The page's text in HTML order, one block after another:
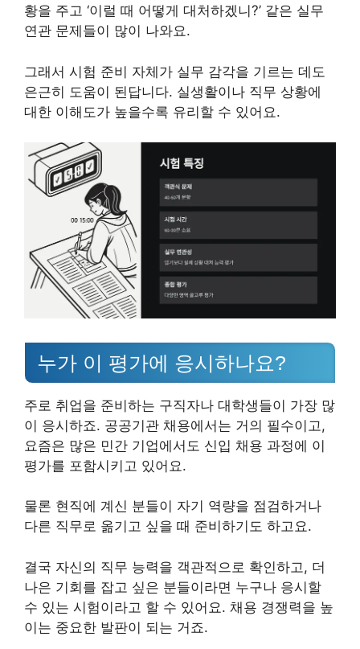
황을 주고 ‘이럴 때 어떻게 대처하겠니?’ 같은 실무
연관 문제들이 많이 나와요.
그래서 시험 준비 자체가 실무 감각을 기르는 데도
은근히 도움이 된답니다. 실생활이나 직무 상황에
대한 이해도가 높을수록 유리할 수 있어요.
누가 이 평가에 응시하나요?
주로 취업을 준비하는 구직자나 대학생들이 가장 많
이 응시하죠. 공공기관 채용에서는 거의 필수이고,
요즘은 많은 민간 기업에서도 신입 채용 과정에 이
평가를 포함시키고 있어요.
물론 현직에 계신 분들이 자기 역량을 점검하거나
다른 직무로 옮기고 싶을 때 준비하기도 하고요.
결국 자신의 직무 능력을 객관적으로 확인하고, 더
나은 기회를 잡고 싶은 분들이라면 누구나 응시할
수 있는 시험이라고 할 수 있어요. 채용 경쟁력을 높
이는 중요한 발판이 되는 거죠.